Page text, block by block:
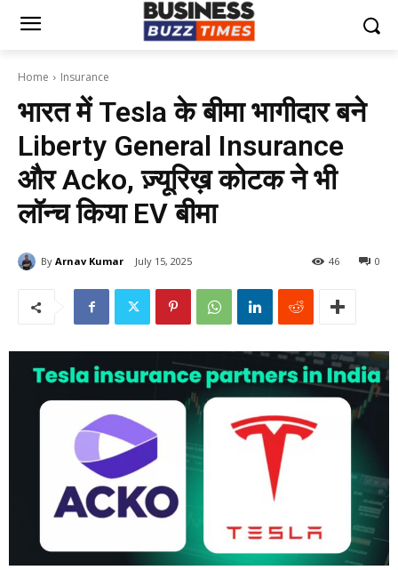
Home Insurance
भारत में Tesla के बीमा भागीदार बने
Liberty General Insurance
और Acko, ज़्यूरिख़ कोटक ने भी
लॉन्च किया EV बीमा
By Arnav Kumar July 15, 2025 0
46